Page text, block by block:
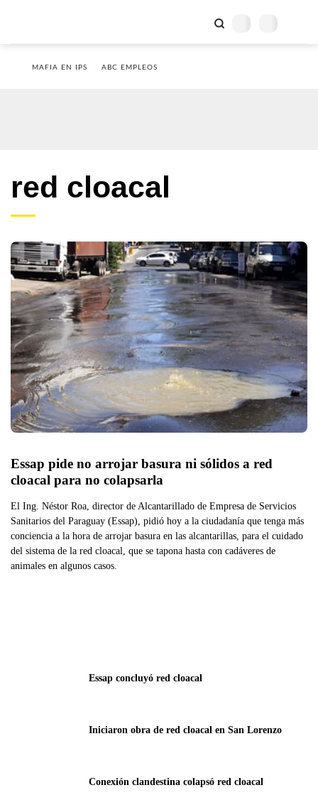
MAFIA EN IPS ABC EMPLEOS
red cloacal
Essap pide no arrojar basura ni sólidos a red
cloacal para no colapsarla
El Ing. Néstor Roa, director de Alcantarillado de Empresa de Servicios
Sanitarios del Paraguay (Essap), pidió hoy a la ciudadanía que tenga más
conciencia a la hora de arrojar basura en las alcantarillas, para el cuidado
del sistema de la red cloacal, que se tapona hasta con cadáveres de
animales en algunos casos.
Essap concluyó red cloacal
Iniciaron obra de red cloacal en San Lorenzo
Conexión clandestina colapsó red cloacal